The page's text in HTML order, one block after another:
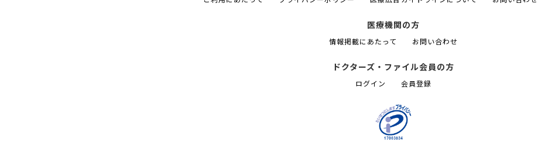
医療機関の方
情報掲載にあたって お問い合わせ
ドクターズ・ファイル会員の方
ログイン 会員登録